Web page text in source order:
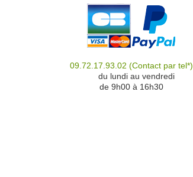
09.72.17.93.02 (Contact par tel*)
du lundi au vendredi
de 9h00 à 16h30